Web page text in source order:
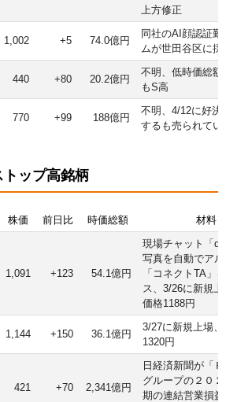
上方修正
1,002 +5 74.0億円
同社のAI顔認証勤
ムが世田谷区に採
440 +80 20.2億円
不明、低時価総額
もS高
770 +99 188億円
不明、4/12に好決
するも売られてい
ップ高銘柄
株価 前日比 時価総額 材料
1,091 +123 54.1億円
現場チャット「
写真を自動でア
「コネクトTA」
ス、3/26に新規
価格1188円
1,144 +150 36.1億円
3/27に新規上場
1320円
421 +70 2,341億円
日経済新聞が「
グループの２０
期の連結営業損